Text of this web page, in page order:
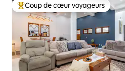
Coups de cœur voyageurs les
Coup de cœur voyageurs